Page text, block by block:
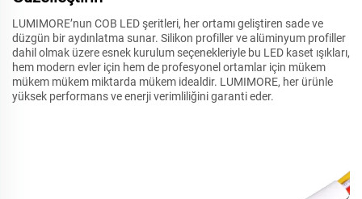
LUMIMORE’nun COB LED şeritleri, her ortamı geliştiren sade ve
düzgün bir aydınlatma sunar. Silikon profiller ve alüminyum profiller
dahil olmak üzere esnek kurulum seçenekleriyle bu LED kaset ışıkları,
hem modern evler için hem de profesyonel ortamlar için mükem
mükem mükem miktarda mükem idealdir. LUMIMORE, her ürünle
yüksek performans ve enerji verimliliğini garanti eder.